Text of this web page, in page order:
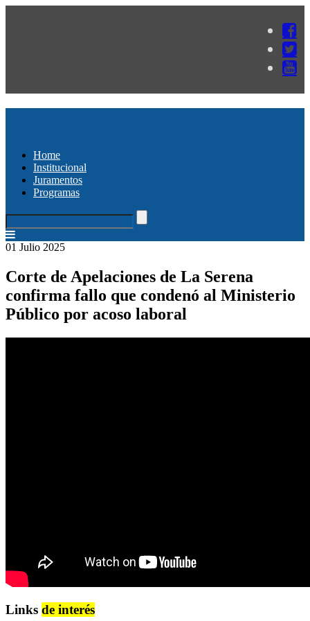
Home
Institucional
Juramentos
Programas
01 Julio 2025
Corte de Apelaciones de La Serena
confirma fallo que condenó al Ministerio
Público por acoso laboral
Links de interés